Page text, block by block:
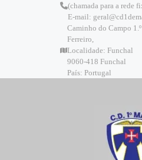
(chamada para a rede
E-mail:
Caminho do Campo
Ferreiro,
Localidade: Funchal
9060-418 Funchal
País: Portugal